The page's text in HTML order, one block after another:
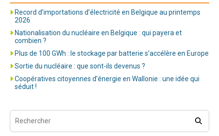
Record d’importations d’électricité en Belgique au printemps
2026
Nationalisation du nucléaire en Belgique : qui payera et
combien ?
Plus de 100 GWh : le stockage par batterie s’accélère en Europe
Sortie du nucléaire : que sont-ils devenus ?
Coopératives citoyennes d’énergie en Wallonie : une idée qui
séduit !